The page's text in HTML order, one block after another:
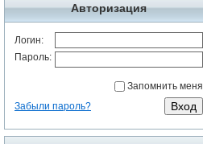
Авторизация
Логин:
Пароль:
Запомнить меня
Забыли пароль?